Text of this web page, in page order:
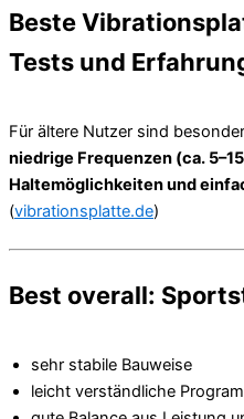
Beste
Tests und
Für ältere Nutzer sind
niedrige Frequenzen (ca.
Haltemöglichkeiten und
(vibrationsplatte.de)
Best overall:
sehr stabile Bauweise
leicht verständliche